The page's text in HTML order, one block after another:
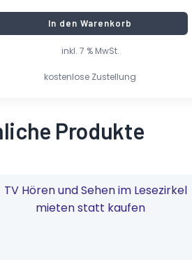
inkl. 7 % MwSt.
kostenlose Zustellung
In den Warenkorb
Produkte